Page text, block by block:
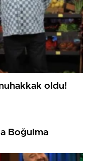
oldu!
Boğulma